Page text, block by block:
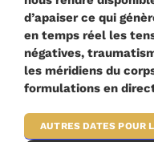
d’apaiser ce qui
en temps réel les
négatives,
les méridiens du
formulations en
AUTRES DATES POUR